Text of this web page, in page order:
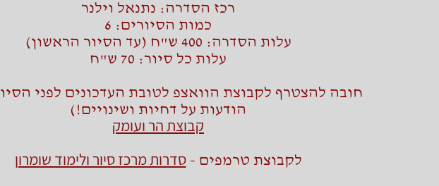
רכז הסדרה: נתנאל וילנר
כמות הסיורים: 6
עלות הסדרה: 400 ש"ח (עד הסיור הראשון)
עלות כל סיור: 70 ש"ח
חובה להצטרף לקבוצת הוואצפ לטובת העדכונים לפני
הודעות על דחיות ושינויים!)
קבוצת הר ועומק
לקבוצת טרמפים -סדרות מרכז סיור ולימוד שומרון